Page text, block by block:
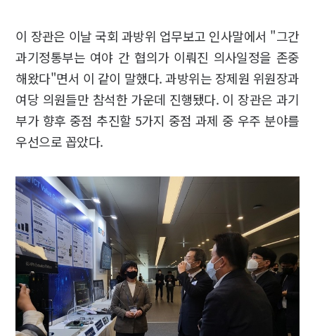
이 장관은 이날 국회 과방위 업무보고 인사말에서 "그간
과기정통부는 여야 간 협의가 이뤄진 의사일정을 존중
해왔다"면서 이 같이 말했다. 과방위는 장제원 위원장과
여당 의원들만 참석한 가운데 진행됐다. 이 장관은 과기
부가 향후 중점 추진할 5가지 중점 과제 중 우주 분야를
우선으로 꼽았다.